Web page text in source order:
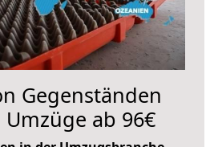
Gegenständen
ab 96€